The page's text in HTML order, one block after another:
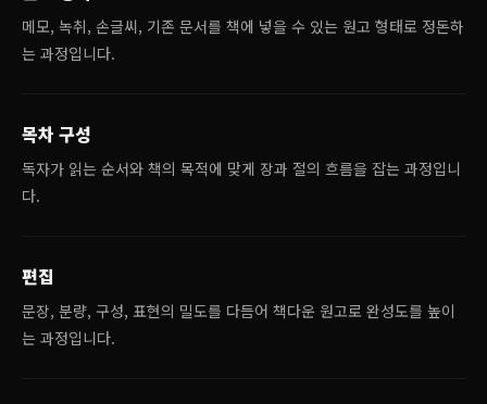
메모, 녹취, 손글씨, 기존 문서를 책에 넣을 수 있는 원고 형태로 정돈하
는 과정입니다.
목차 구성
독자가 읽는 순서와 책의 목적에 맞게 장과 절의 흐름을 잡는 과정입니
다.
편집
문장, 분량, 구성, 표현의 밀도를 다듬어 책다운 원고로 완성도를 높이
는 과정입니다.